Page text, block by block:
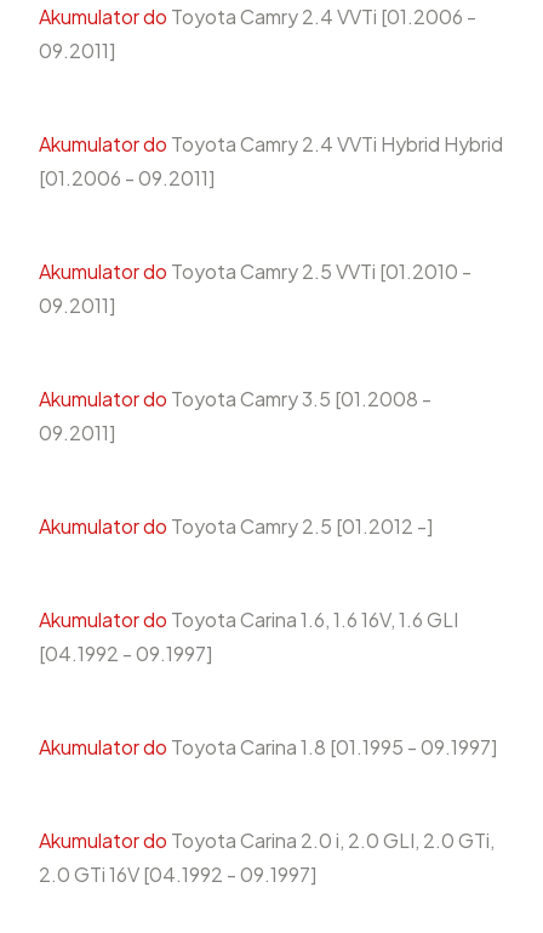
Akumulator do Toyota Camry 2.4 VVTi [01.2006 -
09.2011]
Akumulator do Toyota Camry 2.4 VVTi Hybrid Hybrid
[01.2006 - 09.2011]
Akumulator do Toyota Camry 2.5 VVTi [01.2010 -
09.2011]
Akumulator do Toyota Camry 3.5 [01.2008 -
09.2011]
Akumulator do Toyota Camry 2.5 [01.2012 -]
Akumulator do Toyota Carina 1.6, 1.6 16V, 1.6 GLI
[04.1992 - 09.1997]
Akumulator do Toyota Carina 1.8 [01.1995 - 09.1997]
Akumulator do Toyota Carina 2.0 i, 2.0 GLI, 2.0 GTi,
2.0 GTi 16V [04.1992 - 09.1997]